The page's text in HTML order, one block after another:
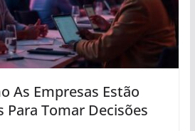
As Empresas Estão
Para Tomar Decisões